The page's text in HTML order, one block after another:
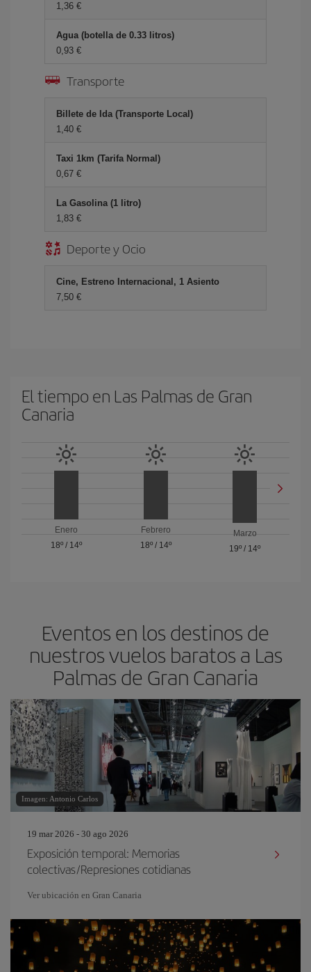
1,36 €
Agua (botella de 0.33 litros)
0,93 €
Transporte
Billete de Ida (Transporte Local)
1,40 €
Taxi 1km (Tarifa Normal)
0,67 €
La Gasolina (1 litro)
1,83 €
Deporte y Ocio
Cine, Estreno Internacional, 1 Asiento
7,50 €
El tiempo en Las Palmas de Gran
Canaria
Enero
18º/ 14º
Febrero
18º/ 14º
Marzo
19º / 14º
Eventos en los destinos de
nuestros vuelos baratos a Las
Palmas de Gran Canaria
Imagen: Antonio Carlos
19 mar 2026 - 30 ago 2026
Exposición temporal: Memorias
colectivas/Represiones cotidianas
Ver ubicación en Gran Canaria